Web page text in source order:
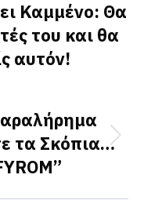
Καμμένο: Θα
του και θα
αυτόν!
τα Σκόπια…